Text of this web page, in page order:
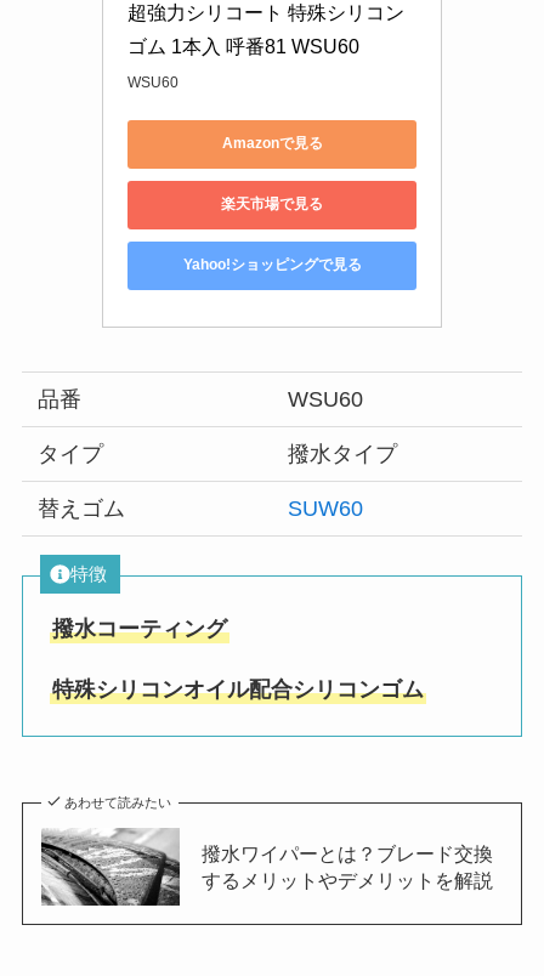
超強力シリコート 特殊シリコン
ゴム 1本入 呼番81 WSU60
WSU60
Amazonで見る
楽天市場で見る
Yahoo!ショッピングで見る
品番 WSU60
タイプ 撥水タイプ
替えゴム SUW60
特徴
撥水コーティング
特殊シリコンオイル配合シリコンゴム
あわせて読みたい
撥水ワイパーとは？ブレード交換
するメリットやデメリットを解説